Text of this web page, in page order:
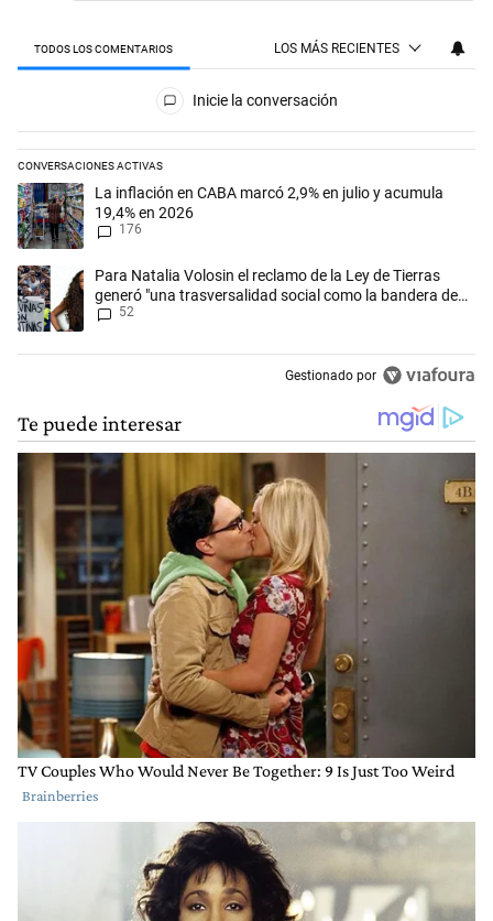
TODOS LOS COMENTARIOS LOS MÁS RECIENTES
Todos los comentarios
Inicie la conversación
CONVERSACIONES ACTIVAS
Este listado muestra los artículos con más comentarios en los
Un artículo de tendencia con el título "La inflación en CABA marcó
La inflación en CABA marcó 2,9% en julio y acumula
19,4% en 2026
176
Un artículo de tendencia con el título "Para Natalia Volosin el
Para Natalia Volosin el reclamo de la Ley de Tierras
generó "una trasversalidad social como la bandera de
Malvinas"
52
Gestionado por